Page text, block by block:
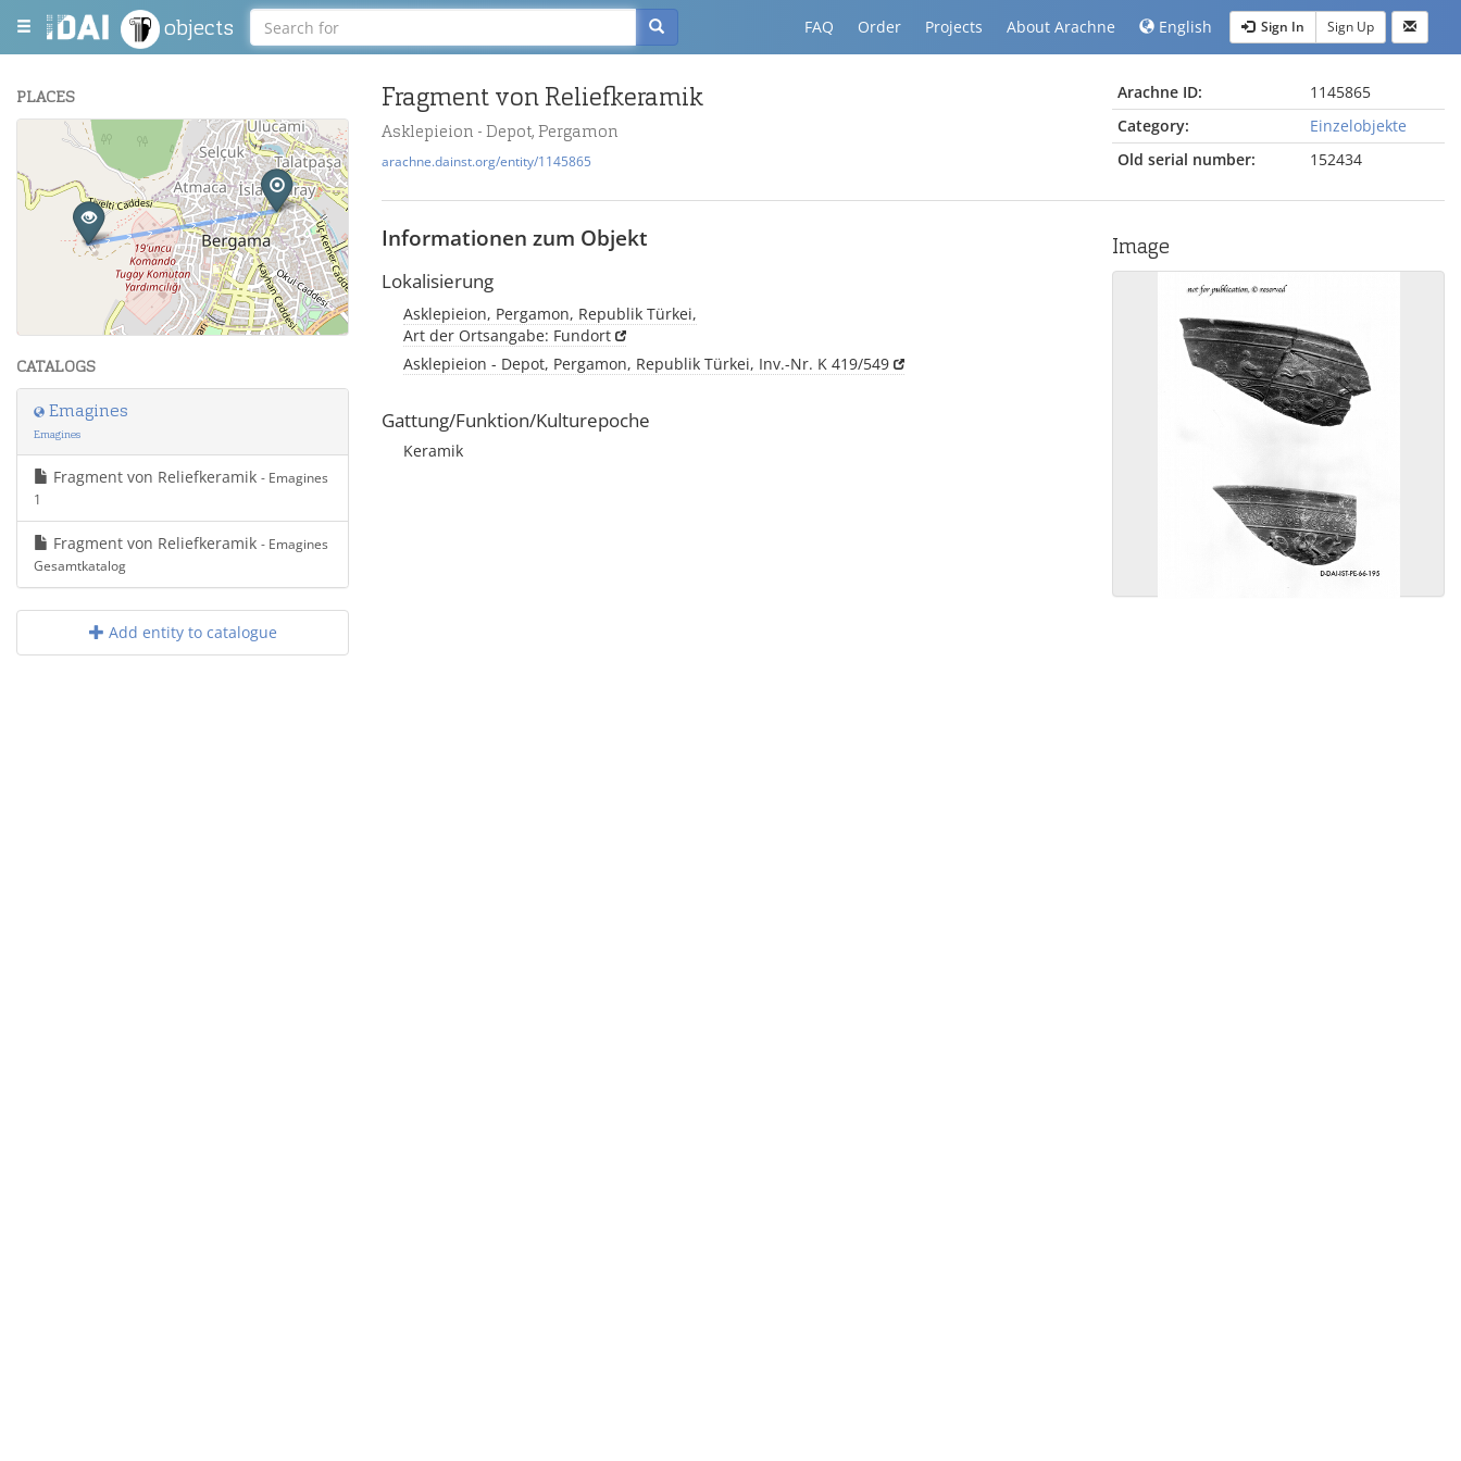
objects FAQ Order Projects About Arachne English Sign In Sign Up
PLACES
−
Leaflet| Maps and Data ©OpenStreetMap
CATALOGS
Emagines
Emagines
Fragment von Reliefkeramik - Emagines
1
Fragment von Reliefkeramik - Emagines
Gesamtkatalog
Add entity to catalogue
Fragment von Reliefkeramik
Asklepieion - Depot, Pergamon
arachne.dainst.org/entity/1145865
Arachne ID:
1145865
Category:
Einzelobjekte
Old serial number:
152434
Informationen zum Objekt
Lokalisierung
Asklepieion, Pergamon, Republik Türkei,
Art der Ortsangabe: Fundort
Asklepieion - Depot, Pergamon, Republik Türkei, Inv.-Nr. K 419/549
Gattung/Funktion/Kulturepoche
Keramik
Image